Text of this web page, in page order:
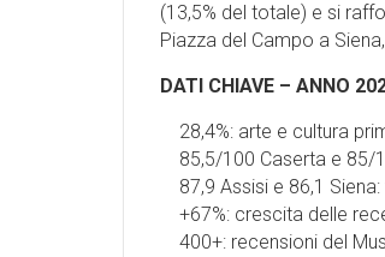
(13,5% del totale) e si
Piazza del Campo a
DATI CHIAVE – ANNO
28,4%: arte e cultura
85,5/100 Caserta e 85/
87,9 Assisi e 86,1
+67%: crescita delle
400+: recensioni del